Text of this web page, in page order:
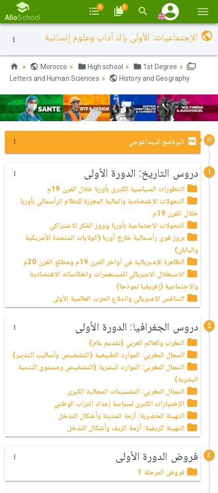
AlloSchool
8 8
الإجتماعيات: الأولى باك آداب وعلوم إنسانية
Morocco High school
1st Degree
Letters and Human Sciences
History and Geography
البرنامج البيداغوجي
1 دروس التاريخ: الدورة الأولى
التطورات السياسية الكبرى بأوربا خلال القرن 19م
التحولات الاقتصادية والمالية المعززة للنظام الرأسمالي بأوربا
خلال القرن 19م
التحولات الاجتماعية بأوربا وبروز الفكر الاشتراكي
بروز قوى رأسمالية خارج أوربا (الولايات المتحدة الأمريكية
واليابان)
الظاهرة الإمبريالية في أواخر القرن 19م ومطلع القرن 20م
الاستغلال الامبريالي للمستعمرات وانعكاساته الاقتصادية
والاجتماعية (إفريقيا نموذجا)
التنافس الامبريالي واندلاع الحرب العالمية الأولى
2 دروس الجغرافيا: الدورة الأولى
المغرب والعالم العربي (تقديم عام)
المجال المغربي: الموارد الطبيعية (التشخيص وأساليب التدبير)
المجال المغربي: الموارد البشرية (التشخيص ومستوى التنمية
البشرية)
المجال المغربي: التقسيمات المجالية الكبرى
الإختيارات الكبرى لسياسة إعداد التراب الوطني
التهيئة الحضرية: أزمة المدينة وأشكال التدخل
التهيئة الريفية: أزمة الريف وأشكال التدخل
فروض الدورة الأولى
فروض المرحلة 1